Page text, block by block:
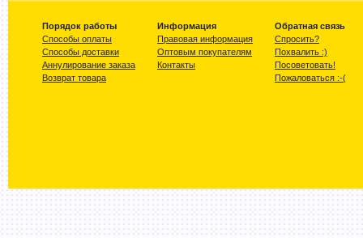
Порядок работы
Способы оплаты
Способы доставки
Аннулирование заказа
Возврат товара
Информация
Правовая информация
Оптовым покупателям
Контакты
Обратная связь
Спросить?
Похвалить :)
Посоветовать!
Пожаловаться :-(